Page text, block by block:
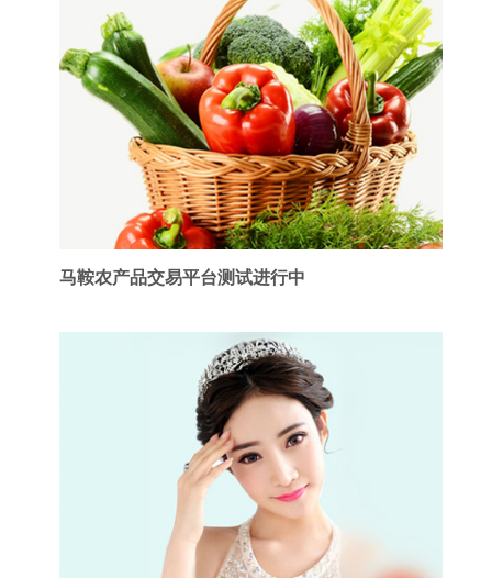
马鞍农产品交易平台测试进行中